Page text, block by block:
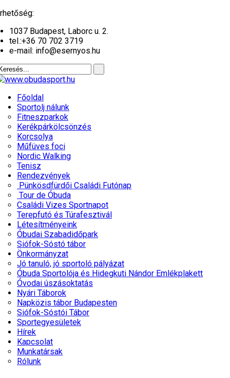
1037 Budapest, Laborc u. 2.
tel.:+36 70 702 3719
e-mail: info@esernyos.hu
Főoldal
Sportolj nálunk
Fitneszparkok
Kerékpárkölcsönzés
Korcsolya
Műfüves foci
Nordic Walking
Tenisz
Rendezvények
Pünkösdfürdői Családi Futónap
Tour de Óbuda
Családi Vizes Sportnapot
Terepfutó és Túrafesztivál
Létesítményeink
Óbudai Szabadidőpark
Siófok-Sóstó tábor
Önkormányzat
Jó tanuló, jó sportoló pályázat
Óbuda Sportolója és Hidegkuti Nándor Emlékplakett
Óvodai úszásoktatás
Nyári Táborok
Napközis tábor Budapesten
Siófok-Sóstói Tábor
Sportegyesületek
Hírek
Kapcsolat
Munkatársak
Rólunk